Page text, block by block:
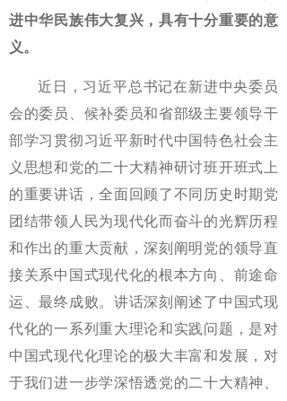
进中华民族伟大复兴，具有十分重要的意
义。
近日，习近平总书记在新进中央委员
会的委员、候补委员和省部级主要领导干
部学习贯彻习近平新时代中国特色社会主
义思想和党的二十大精神研讨班开班式上
的重要讲话，全面回顾了不同历史时期党
团结带领人民为现代化而奋斗的光辉历程
和作出的重大贡献，深刻阐明党的领导直
接关系中国式现代化的根本方向、前途命
运、最终成败。讲话深刻阐述了中国式现
代化的一系列重大理论和实践问题，是对
中国式现代化理论的极大丰富和发展，对
于我们进一步学深悟透党的二十大精神、